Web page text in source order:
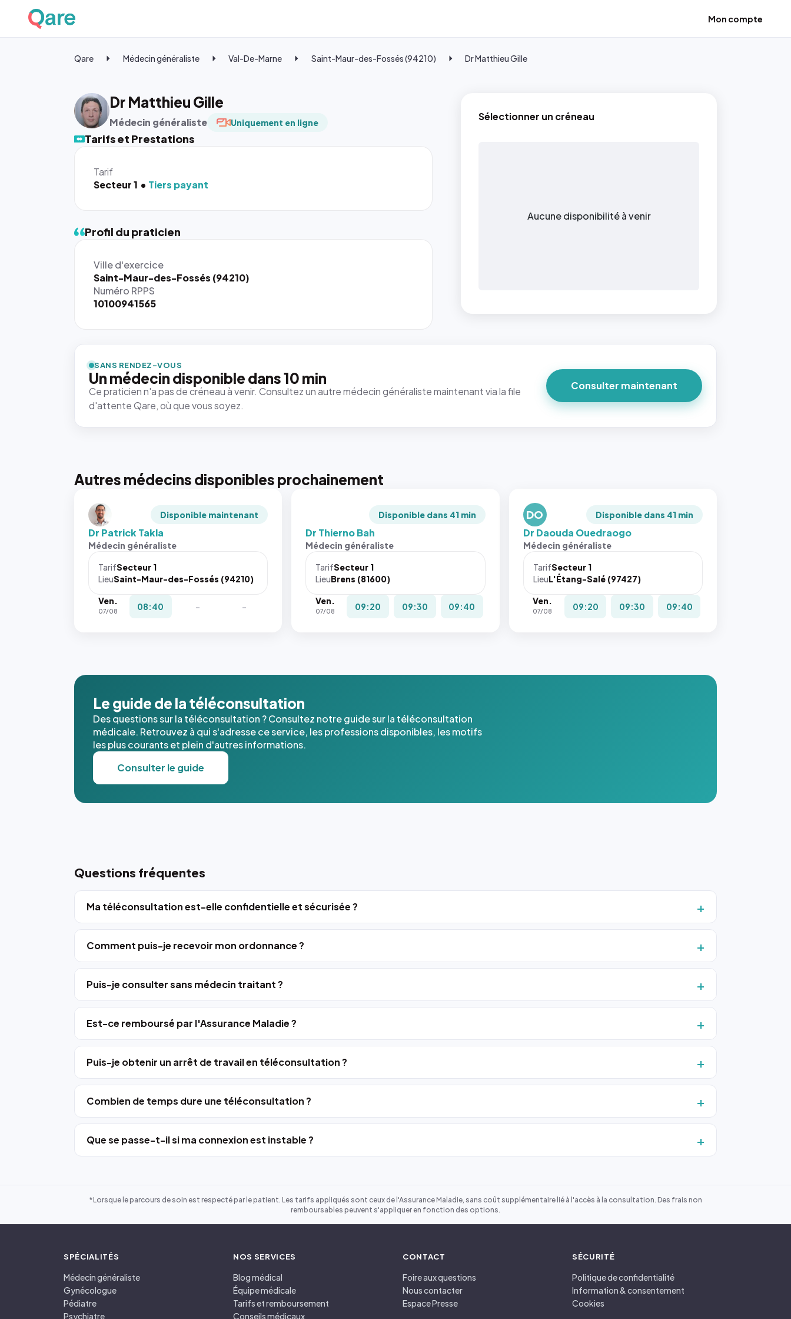
Mon compte
Qare Médecin généraliste Val-De-Marne Saint-Maur-des-Fossés (94210) Dr Matthieu Gille
Dr Matthieu Gille
Médecin généraliste Uniquement en ligne
Tarifs et Prestations
Tarif
Secteur 1
Tiers payant
Sélectionner un créneau
Aucune disponibilité à venir
Profil du praticien
Ville d'exercice
Saint-Maur-des-Fossés (94210)
Numéro RPPS
10100941565
SANS RENDEZ-VOUS
Un médecin disponible dans 10 min
Ce praticien n'a pas de créneau à venir. Consultez un autre médecin généraliste maintenant via la file
d'attente Qare, où que vous soyez.
Consulter maintenant
Autres médecins disponibles prochainement
Disponible maintenant
Dr Patrick Takla
Médecin généraliste
TarifSecteur 1
LieuSaint-Maur-des-Fossés (94210)
Ven.
07/08 08:40 - -
Disponible dans 41 min
Dr Thierno Bah
Médecin généraliste
TarifSecteur 1
LieuBrens (81600)
Ven.
07/08 09:20 09:30 09:40
DO Disponible dans 41 min
Dr Daouda Ouedraogo
Médecin généraliste
TarifSecteur 1
LieuL'Étang-Salé (97427)
Ven.
07/08 09:20 09:30 09:40
Le guide de la téléconsultation
Des questions sur la téléconsultation ? Consultez notre guide sur la téléconsultation
médicale. Retrouvez à qui s'adresse ce service, les professions disponibles, les motifs
les plus courants et plein d'autres informations.
Consulter le guide
Questions fréquentes
Ma téléconsultation est-elle confidentielle et sécurisée ?
Comment puis-je recevoir mon ordonnance ?
Puis-je consulter sans médecin traitant ?
Est-ce remboursé par l'Assurance Maladie ?
Puis-je obtenir un arrêt de travail en téléconsultation ?
Combien de temps dure une téléconsultation ?
Que se passe-t-il si ma connexion est instable ?
*Lorsque le parcours de soin est respecté par le patient. Les tarifs appliqués sont ceux de l'Assurance Maladie, sans coût supplémentaire lié à l'accès à la consultation. Des frais non
remboursables peuvent s'appliquer en fonction des options.
SPÉCIALITÉS
Médecin généraliste
Gynécologue
Pédiatre
Psychiatre
NOS SERVICES
Blog médical
Équipe médicale
Tarifs et remboursement
Conseils médicaux
CONTACT
Foire aux questions
Nous contacter
Espace Presse
SÉCURITÉ
Politique de confidentialité
Information & consentement
Cookies